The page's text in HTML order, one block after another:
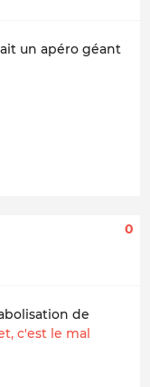
un apéro géant
0
de
c'est le mal